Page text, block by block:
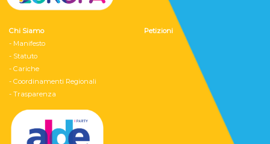
Chi Siamo
- Manifesto
- Statuto
- Cariche
- Coordinamenti Regionali
- Trasparenza
Petizioni